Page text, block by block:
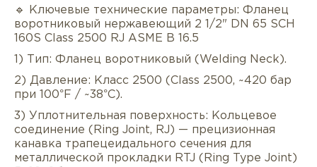
🔹 Ключевые технические параметры: Фланец
воротниковый нержавеющий 2 1/2" DN 65 SCH
160S Class 2500 RJ ASME B 16.5
1) Тип: Фланец воротниковый (Welding Neck).
2) Давление: Класс 2500 (Class 2500, ~420 бар
при 100°F / ~38°C).
3) Уплотнительная поверхность: Кольцевое
соединение (Ring Joint, RJ) — прецизионная
канавка трапецеидального сечения для
металлической прокладки RTJ (Ring Type Joint)